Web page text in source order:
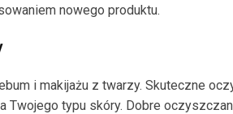
nowego produktu.
i makijażu z twarzy. Skuteczne
Twojego typu skóry. Dobre